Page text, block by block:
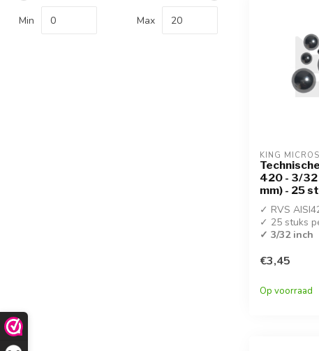
Min Max
KING
420 - 3/32
mm) - 25
✓ RVS
✓ 25 stuks
✓ 3/32 inch
€3,45
Op voorraad